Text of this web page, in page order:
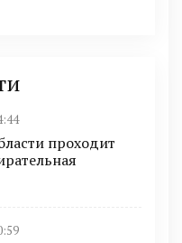
проходит